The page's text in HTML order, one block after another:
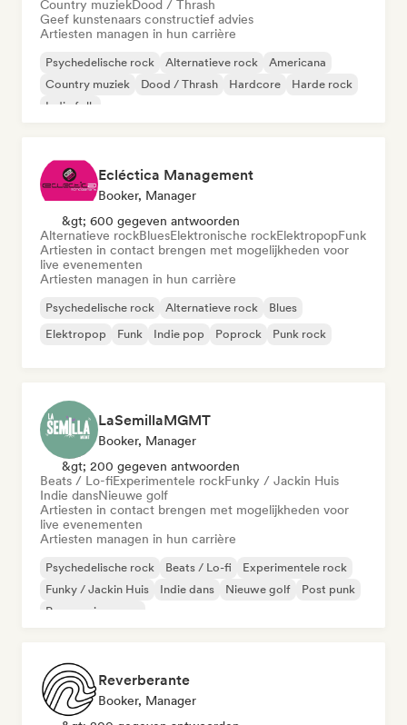
Country muziekDood / Thrash
Geef kunstenaars constructief advies
Artiesten managen in hun carrière
Psychedelische rock Alternatieve rock
Americana
Country muziek
Dood / Thrash Hardcore
Harde rock
Indie folk
Ecléctica Management
Booker, Manager
&gt; 600 gegeven antwoorden
Alternatieve rockBluesElektronische rockElektropopFunk
Artiesten in contact brengen met mogelijkheden voor
live evenementen
Artiesten managen in hun carrière
Psychedelische rock Alternatieve rock
Blues
Elektropop
Funk Indie pop Poprock Punk rock
LaSemillaMGMT
Booker, Manager
&gt; 200 gegeven antwoorden
Beats / Lo-fiExperimentele rockFunky / Jackin Huis
Indie dansNieuwe golf
Artiesten in contact brengen met mogelijkheden voor
live evenementen
Artiesten managen in hun carrière
Psychedelische rock Beats / Lo-fi
Experimentele rock
Funky / Jackin Huis
Indie dans Nieuwe golf
Post punk
Progressieve pop
Reverberante
Booker, Manager